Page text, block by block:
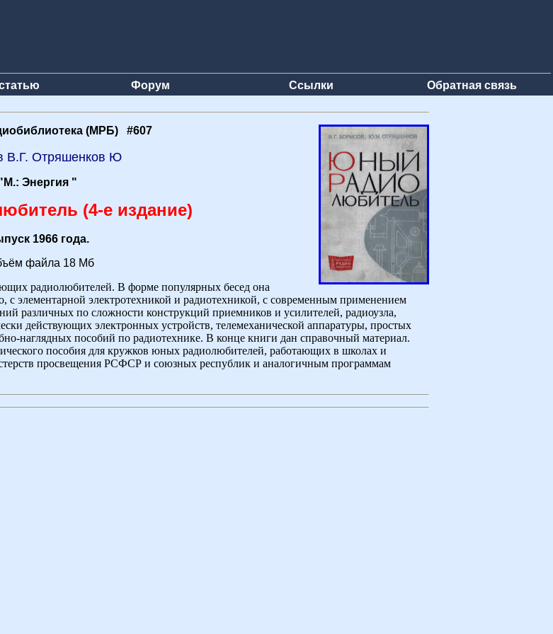
Форум Ссылки Обратная связь
(МРБ) #607
В.Г. Отряшенков Ю
Энергия "
(4-е издание)
1966 года.
файла 18 Мб
радиолюбителей. В форме популярных бесед она
с элементарной электротехникой и радиотехникой, с современным применением
различных по сложности конструкций приемников и усилителей, радиоузла,
действующих электронных устройств, телемеханической аппаратуры, простых
наглядных пособий по радиотехнике. В конце книги дан справочный материал.
пособия для кружков юных радиолюбителей, работающих в школах и
просвещения РСФСР и союзных республик и аналогичным программам